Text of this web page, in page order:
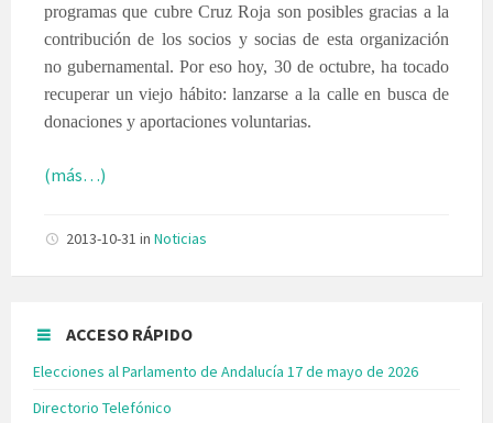
programas que cubre Cruz Roja son posibles gracias a la
contribución de los socios y socias de esta organización
no gubernamental. Por eso hoy, 30 de octubre, ha tocado
recuperar un viejo hábito: lanzarse a la calle en busca de
donaciones y aportaciones voluntarias.
(más…)
2013-10-31 in Noticias
ACCESO RÁPIDO
Elecciones al Parlamento de Andalucía 17 de mayo de 2026
Directorio Telefónico